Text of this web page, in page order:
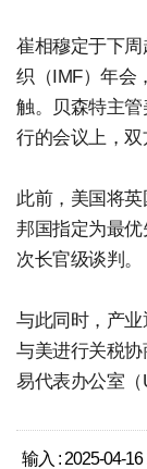
崔相穆定于下
织（IMF）年会
触。贝森特主
行的会议上，双
此前，美国将
邦国指定为最
次长官级谈判。
与此同时，产业
与美进行关税
易代表办公室（
输入 : 2025-04-